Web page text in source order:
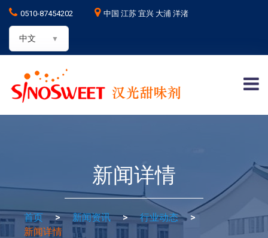
0510-87454202 中国 江苏 宜兴 大浦 洋渚
中文
新闻详情
首页 > 新闻资讯 > 行业动态
>
新闻详情